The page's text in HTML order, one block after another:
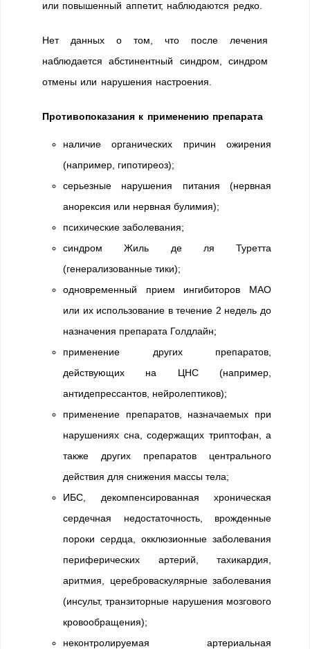
или повышенный аппетит, наблюдаются редко.
Нет данных о том, что после лечения
наблюдается абстинентный синдром, синдром
отмены или нарушения настроения.
Противопоказания к применению препарата
наличие органических причин ожирения
(например, гипотиреоз);
серьезные нарушения питания (нервная
анорексия или нервная булимия);
психические заболевания;
синдром Жиль де ля Туретта
(генерализованные тики);
одновременный прием ингибиторов МАО
или их использование в течение 2 недель до
назначения препарата Голдлайн;
применение других препаратов,
действующих на ЦНС (например,
антидепрессантов, нейролептиков);
применение препаратов, назначаемых при
нарушениях сна, содержащих триптофан, а
также других препаратов центрального
действия для снижения массы тела;
ИБС, декомпенсированная хроническая
сердечная недостаточность, врожденные
пороки сердца, окклюзионные заболевания
периферических артерий, тахикардия,
аритмия, цереброваскулярные заболевания
(инсульт, транзиторные нарушения мозгового
кровообращения);
неконтролируемая артериальная